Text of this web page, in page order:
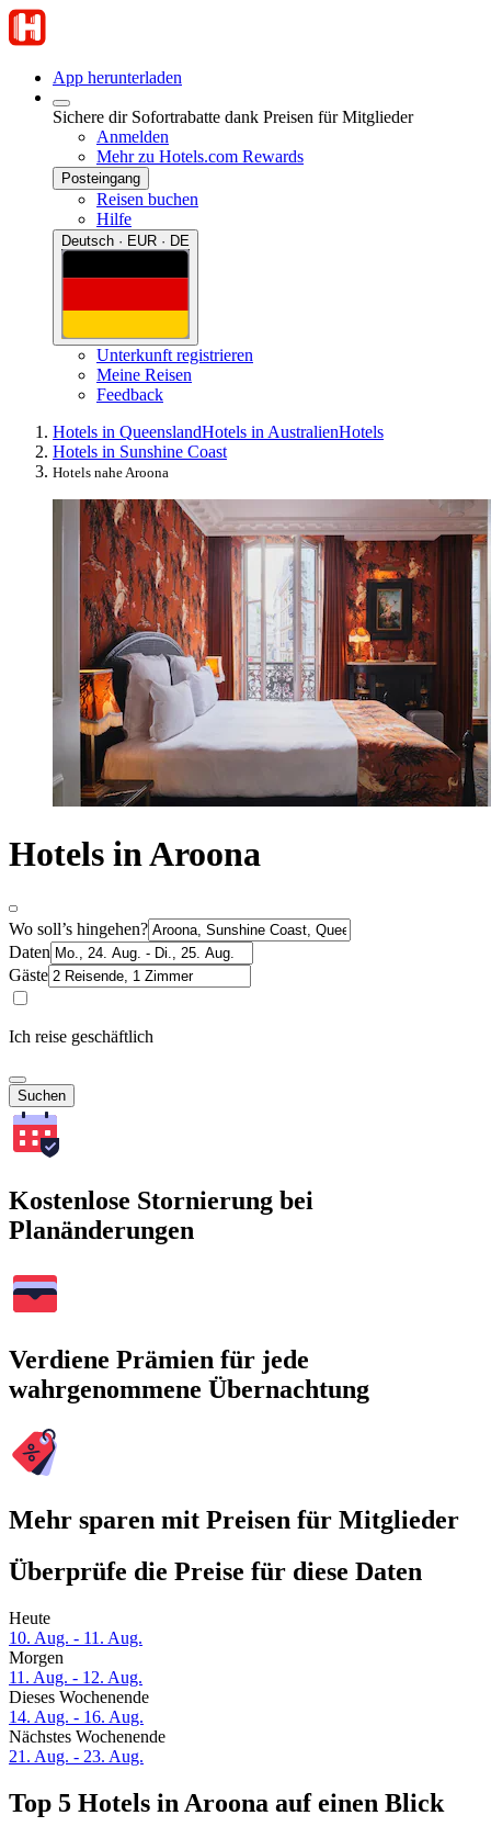
App herunterladen
Sichere dir Sofortrabatte dank Preisen für Mitglieder
Anmelden
Mehr zu Hotels.com Rewards
Posteingang
Reisen buchen
Hilfe
Deutsch · EUR · DE
Unterkunft registrieren
Meine Reisen
Feedback
Hotels in QueenslandHotels in AustralienHotels
Hotels in Sunshine Coast
Hotels nahe Aroona
Hotels in Aroona
Wo soll’s hingehen?
Daten
Gäste
Ich reise geschäftlich
Suchen
Kostenlose Stornierung bei
Planänderungen
Verdiene Prämien für jede
wahrgenommene Übernachtung
Mehr sparen mit Preisen für Mitglieder
Überprüfe die Preise für diese Daten
Heute
10. Aug. - 11. Aug.
Morgen
11. Aug. - 12. Aug.
Dieses Wochenende
14. Aug. - 16. Aug.
Nächstes Wochenende
21. Aug. - 23. Aug.
Top 5 Hotels in Aroona auf einen Blick